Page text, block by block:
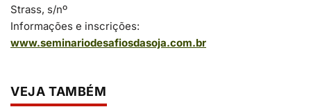
Strass, s/nº
Informações e inscrições:
www.seminariodesafiosdasoja.com.br
VEJA TAMBÉM